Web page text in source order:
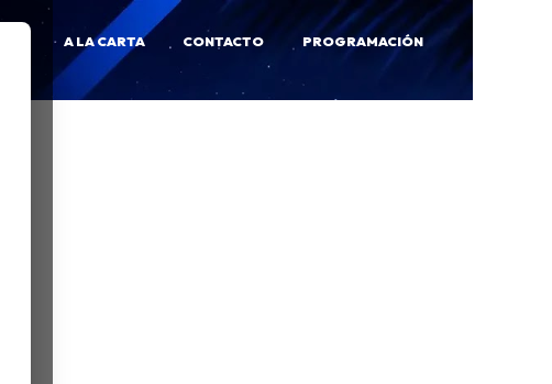
A LA CARTA CONTACTO PROGRAMACIÓN